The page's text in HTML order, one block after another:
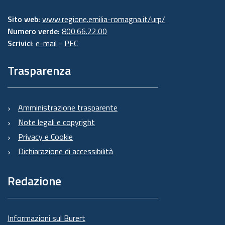
Sito web: www.regione.emilia-romagna.it/urp/
Numero verde: 800.66.22.00
Scrivici: e-mail - PEC
Trasparenza
Amministrazione trasparente
Note legali e copyright
Privacy e Cookie
Dichiarazione di accessibilità
Redazione
Informazioni sul Burert